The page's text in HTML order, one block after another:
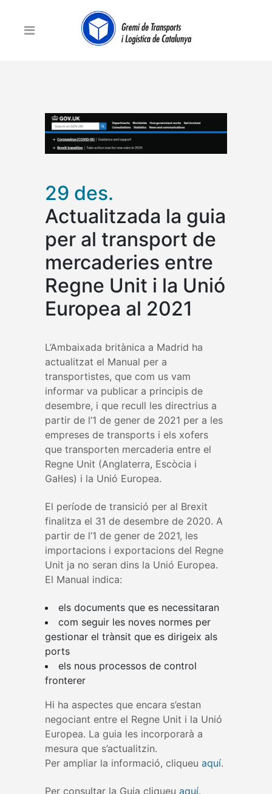
29 des.
Actualitzada la guia
per al transport de
mercaderies entre
Regne Unit i la Unió
Europea al 2021
L’Ambaixada britànica a Madrid ha
actualitzat el Manual per a
transportistes, que com us vam
informar va publicar a principis de
desembre, i que recull les directrius a
partir de l’1 de gener de 2021 per a les
empreses de transports i els xofers
que transporten mercaderia entre el
Regne Unit (Anglaterra, Escòcia i
Gal·les) i la Unió Europea.
El període de transició per al Brexit
finalitza el 31 de desembre de 2020. A
partir de l’1 de gener de 2021, les
importacions i exportacions del Regne
Unit ja no seran dins la Unió Europea.
El Manual indica:
els documents que es necessitaran
com seguir les noves normes per
gestionar el trànsit que es dirigeix als
ports
els nous processos de control
fronterer
Hi ha aspectes que encara s’estan
negociant entre el Regne Unit i la Unió
Europea. La guia les incorporarà a
mesura que s’actualitzin.
Per ampliar la informació, cliqueu aquí.
Per consultar la Guia cliqueu aquí.